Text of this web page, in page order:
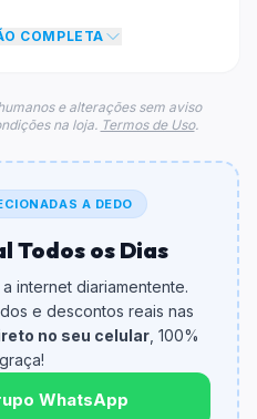
COMPLETA
e alterações sem aviso
na loja. Termos de Uso.
A DEDO
Todos os Dias
internet diariamentente.
e descontos reais nas
no seu celular, 100%
WhatsApp